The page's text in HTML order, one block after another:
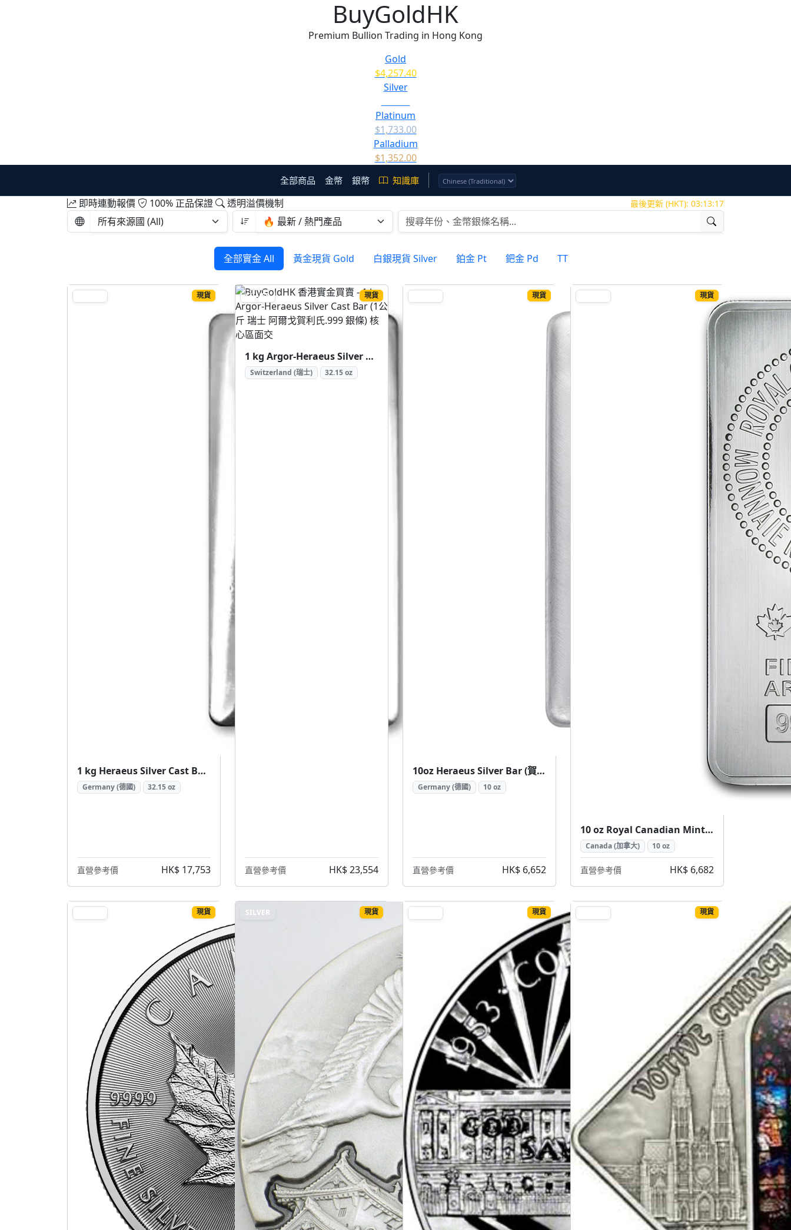
BuyGoldHK
Premium Bullion Trading in Hong Kong
Gold
$4,257.40
Silver
Platinum
$1,733.00
Palladium
$1,352.00
全部商品 金幣 銀幣 知識庫
即時連動報價 100% 正品保證 透明溢價機制 最後更新 (HKT): 03:13:18
全部實金 All 黃金現貨 Gold 白銀現貨 Silver 鉑金 Pt 鈀金 Pd TT
現貨
1 kg Heraeus Silver Cast Bar (1公斤 賀利氏.999 銀條)
Germany (德國) 32.15 oz
直營參考價 HK$ 17,753
SILVER 現貨
1 kg Argor-Heraeus Silver Cast Bar (1公斤 瑞士 阿爾戈賀利氏.999 銀條)
Switzerland (瑞士) 32.15 oz
直營參考價 HK$ 23,554
現貨
10oz Heraeus Silver Bar (賀利氏 銀條 10盎司)
Germany (德國) 10 oz
直營參考價 HK$ 6,652
現貨
10 oz Royal Canadian Mint Silver Bar (加拿大皇家鑄幣廠銀條 10盎司)
Canada (加拿大) 10 oz
直營參考價 HK$ 6,682
現貨 SILVER 現貨 現貨 現貨